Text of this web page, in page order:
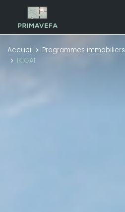
Accueil Programmes immobiliers
IKIGAÏ